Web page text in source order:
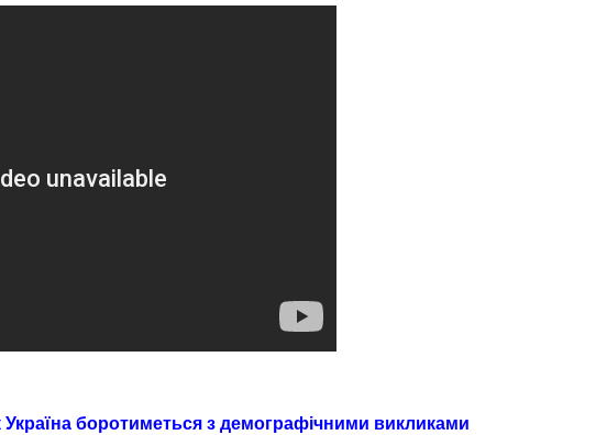
боротиметься з демографічними викликами